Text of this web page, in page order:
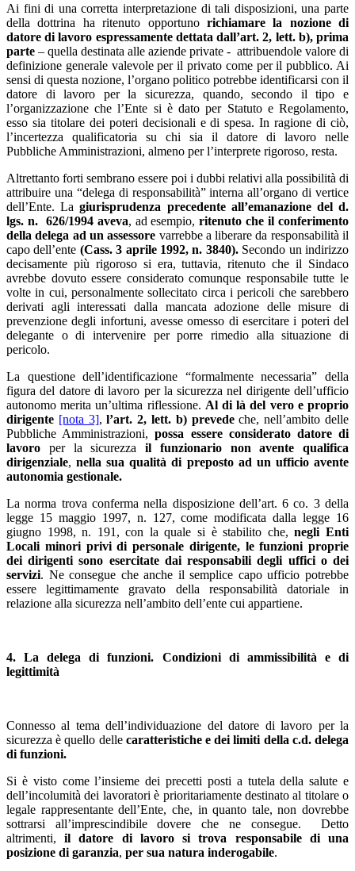
Ai fini di una corretta interpretazione di tali disposizioni, una parte
della dottrina ha ritenuto opportuno richiamare la nozione di
datore di lavoro espressamente dettata dall’art. 2, lett. b), prima
parte – quella destinata alle aziende private - attribuendole valore di
definizione generale valevole per il privato come per il pubblico. Ai
sensi di questa nozione, l’organo politico potrebbe identificarsi con il
datore di lavoro per la sicurezza, quando, secondo il tipo e
l’organizzazione che l’Ente si è dato per Statuto e Regolamento,
esso sia titolare dei poteri decisionali e di spesa. In ragione di ciò,
l’incertezza qualificatoria su chi sia il datore di lavoro nelle
Pubbliche Amministrazioni, almeno per l’interprete rigoroso, resta.
Altrettanto forti sembrano essere poi i dubbi relativi alla possibilità di
attribuire una “delega di responsabilità” interna all’organo di vertice
dell’Ente. Lagiurisprudenza precedente all’emanazione del d.
lgs. n. 626/1994 aveva, ad esempio,ritenuto che il conferimento
della delega ad un assessore varrebbe a liberare da responsabilità il
capo dell’ente (Cass. 3 aprile 1992, n. 3840). Secondo un indirizzo
decisamente più rigoroso si era, tuttavia, ritenuto che il Sindaco
avrebbe dovuto essere considerato comunque responsabile tutte le
volte in cui, personalmente sollecitato circa i pericoli che sarebbero
derivati agli interessati dalla mancata adozione delle misure di
prevenzione degli infortuni, avesse omesso di esercitare i poteri del
delegante o di intervenire per porre rimedio alla situazione di
pericolo.
La questione dell’identificazione “formalmente necessaria” della
figura del datore di lavoro per la sicurezza nel dirigente dell’ufficio
autonomo merita un’ultima riflessione. Al di là del vero e proprio
dirigente [nota 3],l’art. 2, lett. b) prevedeche, nell’ambito delle
Pubbliche Amministrazioni, possa essere considerato datore di
lavoro per la sicurezza il funzionario non avente qualifica
dirigenziale,nella sua qualità di preposto ad un ufficio avente
autonomia gestionale.
La norma trova conferma nella disposizione dell’art. 6 co. 3 della
legge 15 maggio 1997, n. 127, come modificata dalla legge 16
giugno 1998, n. 191, con la quale si è stabilito che,negli Enti
Locali minori privi di personale dirigente, le funzioni proprie
dei dirigenti sono esercitate dai responsabili degli uffici o dei
servizi. Ne consegue che anche il semplice capo ufficio potrebbe
essere legittimamente gravato della responsabilità datoriale in
relazione alla sicurezza nell’ambito dell’ente cui appartiene.
4. La delega di funzioni. Condizioni di ammissibilità e di
legittimità
Connesso al tema dell’individuazione del datore di lavoro per la
sicurezza è quello delle caratteristiche e dei limiti della c.d. delega
di funzioni.
Si è visto come l’insieme dei precetti posti a tutela della salute e
dell’incolumità dei lavoratori è prioritariamente destinato al titolare o
legale rappresentante dell’Ente, che, in quanto tale, non dovrebbe
sottrarsi all’imprescindibile dovere che ne consegue. Detto
altrimenti,il datore di lavoro si trova responsabile di una
posizione di garanzia, per sua natura inderogabile.